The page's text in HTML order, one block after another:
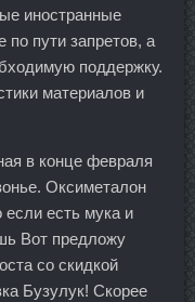
иностранные
по пути запретов, а
поддержку.
материалов и
в конце февраля
Оксиметалон
если есть мука и
Вот предложу
со скидкой
Бузулук! Скорее